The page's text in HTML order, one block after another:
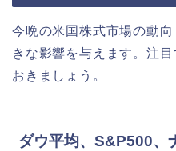
今晩の米国株式市場の動
きな影響を与えます。注
おきましょう。
ダウ平均、S&P500、